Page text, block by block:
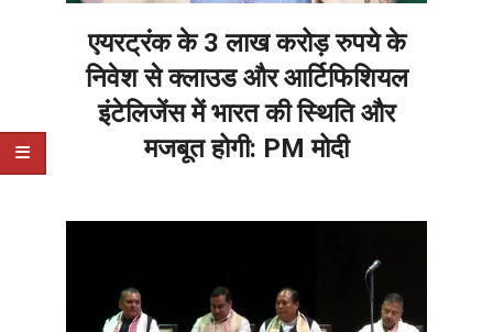
एयरट्रंक के 3 लाख करोड़ रुपये के
निवेश से क्लाउड और आर्टिफिशियल
इंटेलिजेंस में भारत की स्थिति और
मजबूत होगी: PM मोदी